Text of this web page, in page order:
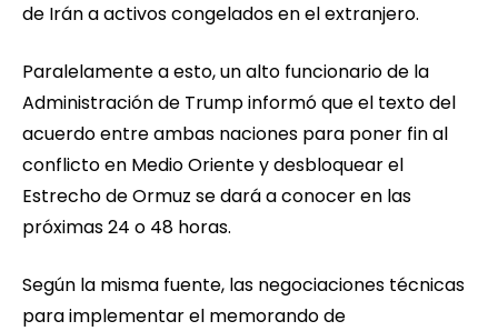
de Irán a activos congelados en el extranjero.
Paralelamente a esto, un alto funcionario de la
Administración de Trump informó que el texto del
acuerdo entre ambas naciones para poner fin al
conflicto en Medio Oriente y desbloquear el
Estrecho de Ormuz se dará a conocer en las
próximas 24 o 48 horas.
Según la misma fuente, las negociaciones técnicas
para implementar el memorando de